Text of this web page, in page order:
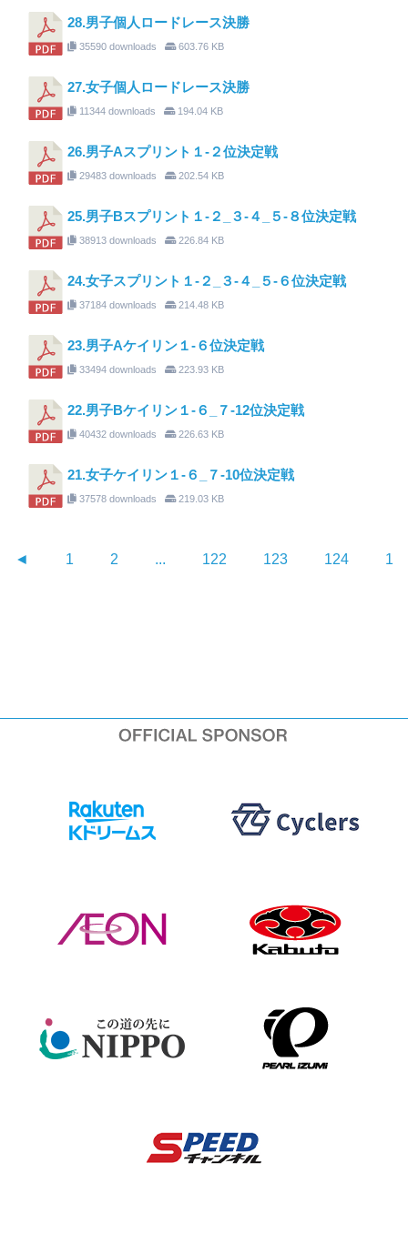
28.男子個人ロードレース決勝
35590 downloads 603.76 KB
27.女子個人ロードレース決勝
11344 downloads 194.04 KB
26.男子Aスプリント１-２位決定戦
29483 downloads 202.54 KB
25.男子Bスプリント１-２_３-４_５-８位決定戦
38913 downloads 226.84 KB
24.女子スプリント１-２_３-４_５-６位決定戦
37184 downloads 214.48 KB
23.男子Aケイリン１-６位決定戦
33494 downloads 223.93 KB
22.男子Bケイリン１-６_７-12位決定戦
40432 downloads 226.63 KB
21.女子ケイリン１-６_７-10位決定戦
37578 downloads 219.03 KB
◄ 1 2 ... 122 123 124